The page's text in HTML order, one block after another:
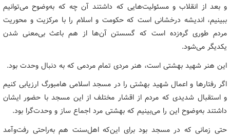
و بعد از انقلاب و مسئولیت‌هایی که داشتند آن چه که به‌وضوح می‌توانیم
ببینیم، اندیشه درخشانی است که حکومت و اسلام را با مرکزیت و محوریت
مردم طوری گره‌زده است که گسستن آن‌ها از هم باعث بی‌معنی شدن
یکدیگر می‌شود.
این هنر شهید بهشتی است، هنر مردی تمام مردمی که به دنبال وحدت بود.
اگر رفتارها و اعمال شهید بهشتی را در مسجد اسلامی هامبورگ ارزیابی کنیم
و استقبال شدیدی که مردم از اقشار مختلف از این مسجد با حضور ایشان
داشتند به‌وضوح این را می‌بینیم که بهشتی مرد اجماع ساز و وحدت‌گرا بود.
حتی زمانی که در مسجد بود برای این‌که اهل‌سنت هم به‌راحتی رفت‌وآمد